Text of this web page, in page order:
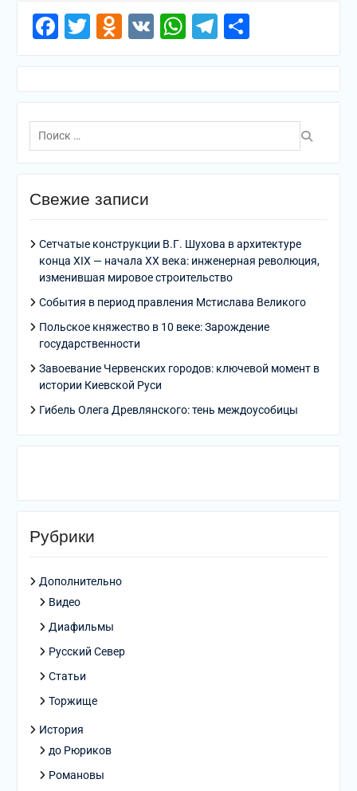
Facebook
Twitter
Odnoklassniki
VKWhatsApp
Telegram
Поиск
по:
Свежие записи
Сетчатые конструкции В.Г. Шухова в архитектуре
конца XIX — начала XX века: инженерная революция,
изменившая мировое строительство
События в период правления Мстислава Великого
Польское княжество в 10 веке: Зарождение
государственности
Завоевание Червенских городов: ключевой момент в
истории Киевской Руси
Гибель Олега Древлянского: тень междоусобицы
Рубрики
Дополнительно
Видео
Диафильмы
Русский Север
Статьи
Торжище
История
до Рюриков
Романовы